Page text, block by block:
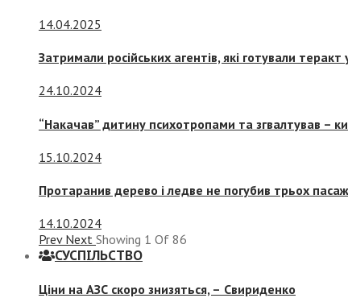
14.04.2025
Затримали російських агентів, які готували теракт
24.10.2024
“Накачав” дитину психотропами та згвалтував –
15.10.2024
Протаранив дерево і ледве не погубив трьох
14.10.2024
Prev Next Showing 1 Of 86
СУСПIЛЬСТВО
Ціни на АЗС скоро знизяться, – Свириденко